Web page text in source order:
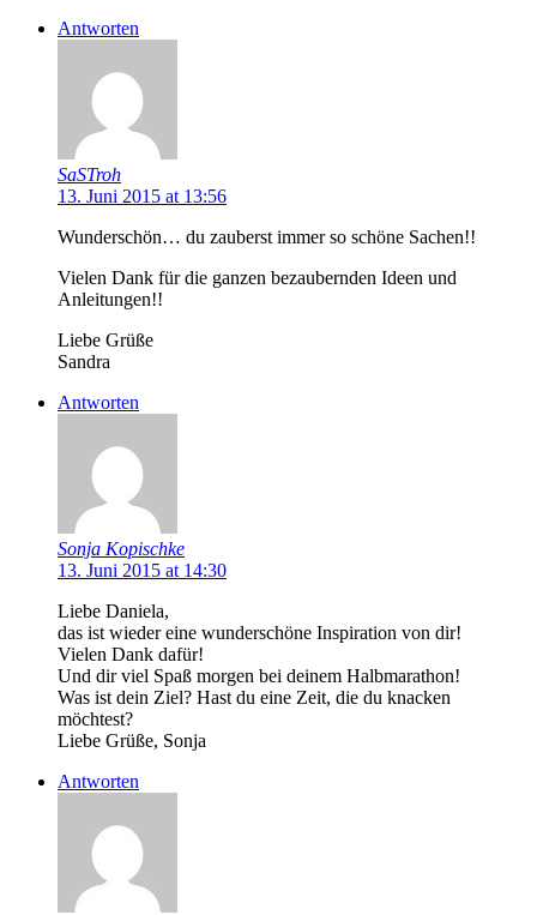
Antworten
SaSTroh
13. Juni 2015 at 13:56
Wunderschön… du zauberst immer so schöne Sachen!!
Vielen Dank für die ganzen bezaubernden Ideen und
Anleitungen!!
Liebe Grüße
Sandra
Antworten
Sonja Kopischke
13. Juni 2015 at 14:30
Liebe Daniela,
das ist wieder eine wunderschöne Inspiration von dir!
Vielen Dank dafür!
Und dir viel Spaß morgen bei deinem Halbmarathon!
Was ist dein Ziel? Hast du eine Zeit, die du knacken
möchtest?
Liebe Grüße, Sonja
Antworten